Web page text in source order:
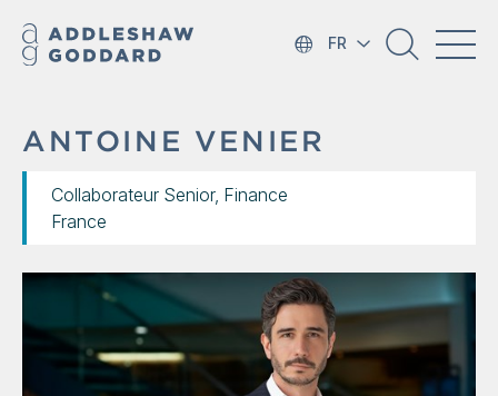
FR
ANTOINE VENIER
Collaborateur Senior, Finance
France